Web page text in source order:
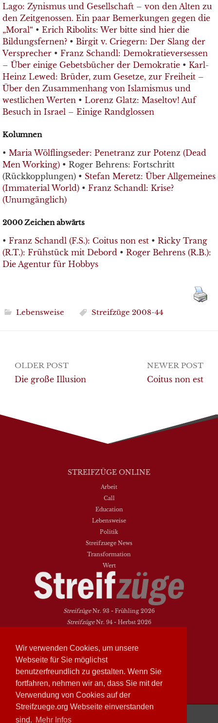
Wir verwenden Cookies, um unsere
Webseite für Sie möglichst
benutzerfreundlich zu gestalten. Wenn Sie
fortfahren, nehmen wir an, dass Sie mit der
Verwendung von Cookies auf der
Streifzuege.org Webseite einverstanden
sind. Mehr Infos
Lago: Zynismus und Gesellschaft – von den Alten zu
den Zeitgenossen. Ein paar Bemerkungen gegen die
„Moral“ • Erich Ribolits: Wer bitte sind hier die
Bildungsfernen? • Birgit v. Criegern: Der Slang der
Versprecher • Franz Schandl: Demokratieversessen
– Über einige Gebetsbücher der Demokratie • Karl-
Heinz Lewed: Brüder, zum Gesetze, zur Freiheit –
Über den Zusammenhang von Islamismus und
westlichen Werten • Lorenz Glatz: Maseltov! Auf
Besuch in Israel – Einige Randglossen
Kolumnen
• Maria Wölflingseder: Penetranz zur Potenz (Dead
Men Working) • Roger Behrens: Fortschritt
(Rückkopplungen) • Stefan Meretz: Über Allgemeines
(Immaterial World) • Franz Schandl: Krise?
(Unumgänglich)
2000 Zeichen abwärts
• Franz Schandl (F.S.): Coitus non est • Ricky Trang
(R.T.): Frühstück mit Debord • Roger Behrens (R.B.):
Die Agentur für Hobbys
Lebensweise Streifzüge 2008-44
Post
navigation
OLDER POST
Die große Illusion
NEWER POST
Coitus non est
STREIFZÜGE ONLINE
Arbeit
Call
Education
Lebensweise
Politik
Streifzuege News
Transformation
Wert
StreifzügeNr. 93 - Frühling 2026
StreifzügeNr. 94 - Herbst 2026
Vielfalt heißt zwischen den Welten übersetzen
Dasein als Fortsein
Das Elend der Soziologie
Hymne. Kanon. Ohrwurm
Streifzüge läuft mit